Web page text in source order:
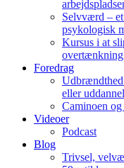
Selvværd –
psykologisk
Kursus i at
overtænkning
Foredrag
eller
Caminoen
Videoer
Podcast
Blog
Trivsel,